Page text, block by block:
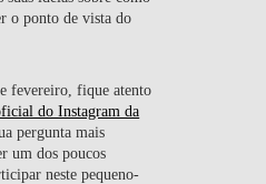
o ponto de vista do
fevereiro, fique atento
do Instagram da
pergunta mais
um dos poucos
neste pequeno-